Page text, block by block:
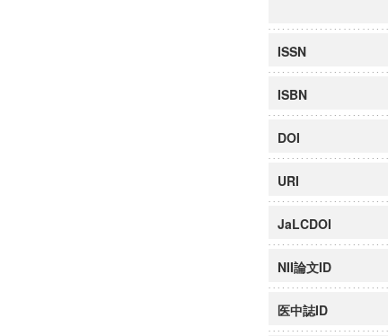
ISSN
ISBN
DOI
URI
JaLCDOI
NII論文ID
医中誌ID